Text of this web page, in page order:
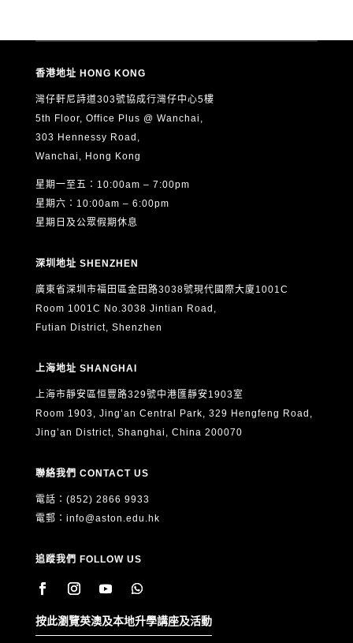
香港地址 HONG KONG
灣仔軒尼詩道303號協成行灣仔中心5樓
5th Floor, Office Plus @ Wanchai,
303 Hennessy Road,
Wanchai, Hong Kong
星期一至五：10:00am – 7:00pm
星期六：10:00am – 6:00pm
星期日及公眾假期休息
深圳地址 SHENZHEN
廣東省深圳市福田區金田路3038號現代國際大廈1001C
Room 1001C No.3038 Jintian Road,
Futian District, Shenzhen
上海地址 SHANGHAI
上海市靜安區恒豐路329號中港匯靜安1903室
Room 1903, Jing’an Central Park, 329 Hengfeng Road,
Jing’an District, Shanghai, China 200070
聯絡我們 CONTACT US
電話：(852) 2866 9933
電郵： info@aston.edu.hk
追蹤我們 FOLLOW US
按此瀏覽英澳及本地升學講座及活動